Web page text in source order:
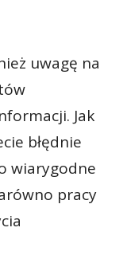
uwagę na
Jak
błędnie
wiarygodne
pracy